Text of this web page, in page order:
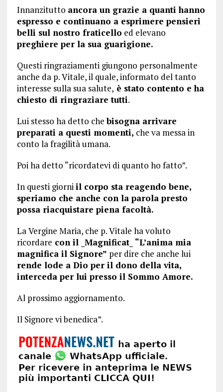
Innanzitutto ancora un grazie a quanti hanno
espresso e continuano a esprimere pensieri
belli sul nostro fraticello ed elevano
preghiere per la sua guarigione.
Questi ringraziamenti giungono personalmente
anche da p. Vitale, il quale, informato del tanto
interesse sulla sua salute, è stato contento e ha
chiesto di ringraziare tutti.
Lui stesso ha detto chebisogna arrivare
preparati a questi momenti, che va messa in
conto la fragilità umana.
Poi ha detto “ricordatevi di quanto ho fatto”.
In questi giorniil corpo sta reagendo bene,
speriamo che anche con la parola presto
possa riacquistare piena facoltà.
La Vergine Maria, che p. Vitale ha voluto
ricordare con il _Magnificat_ “L’anima mia
magnifica il Signore” per dire che anche lui
rende lode a Dio per il dono della vita,
interceda per lui presso il Sommo Amore.
Al prossimo aggiornamento.
Il Signore vi benedica”.